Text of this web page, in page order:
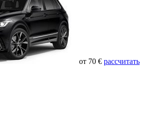
от 70 € рассчитать